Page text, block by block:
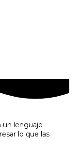
un lenguaje
lo que las